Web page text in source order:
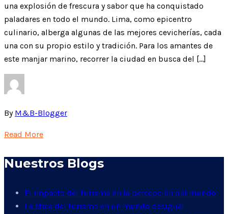
una explosión de frescura y sabor que ha conquistado
paladares en todo el mundo. Lima, como epicentro
culinario, alberga algunas de las mejores cevicherías, cada
una con su propio estilo y tradición. Para los amantes de
este manjar marino, recorrer la ciudad en busca del […]
By M&B-Blogger
Read More
Nuestros Blogs
El impacto del turismo en la percepción del mundo
La ética del turismo en un mundo desigual